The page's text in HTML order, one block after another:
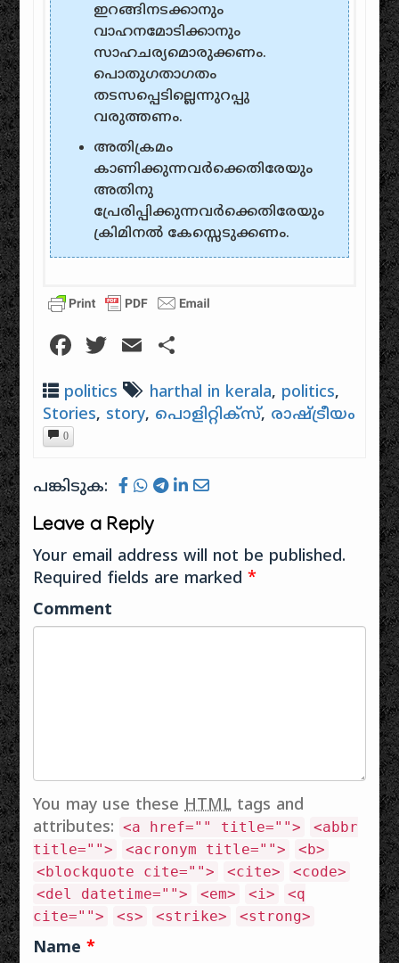
ഇറങ്ങിനടക്കാനും‌
വാഹനമോടിക്കാനും‌
സാഹചര്യമൊരുക്കണം‌.
പൊതുഗതാഗതം‌
തടസപ്പെടില്ലെന്നുറപ്പു
വരുത്തണം‌.
അതിക്രമം‌
കാണിക്കുന്നവര്‍‌ക്കെതിരേയും‌
അതിനു
പ്രേരിപ്പിക്കുന്നവര്‍‌ക്കെതിരേയും‌
ക്രിമിനല്‍‌ കേസ്സെടുക്കണം.
Facebook
Twitter
Email
politics harthal in kerala, politics,
Stories, story, പൊളിറ്റിക്സ്, രാഷ്ട്രീയം
0
പങ്കിടുക:
Leave a Reply
Your email address will not be published.
Required fields are marked*
Comment
You may use theseHTML tags and
attributes:
<a href="" title="">
<abbr
title="">
<acronym title="">
<b>
<blockquote cite="">
<cite>
<code>
<del datetime="">
<em> <i>
<q
cite="">
<s> <strike> <strong>
Name*